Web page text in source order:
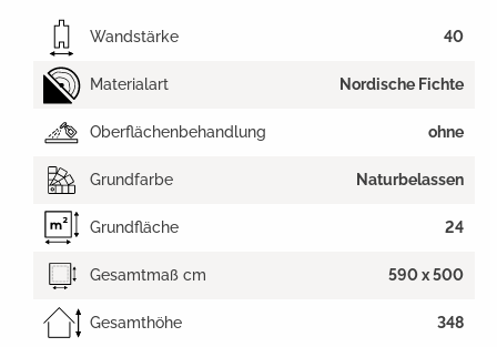
Wandstärke 40
Materialart Nordische Fichte
Oberflächenbehandlung ohne
Grundfarbe Naturbelassen
Grundfläche 24
Gesamtmaß cm 590 x 500
Gesamthöhe 348